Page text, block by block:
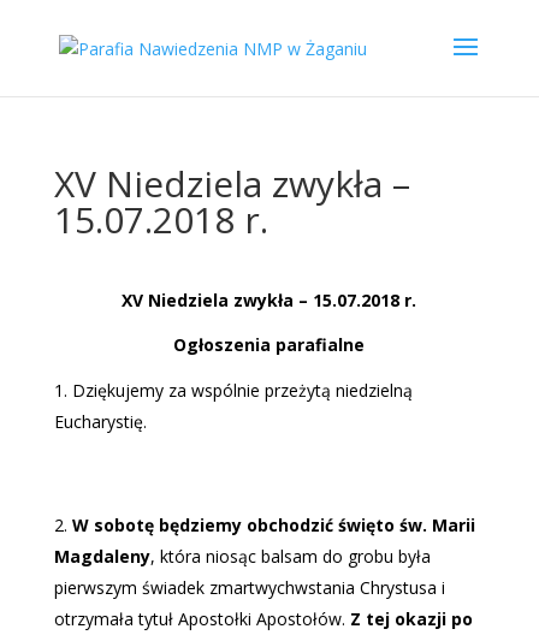
XV Niedziela zwykła –
15.07.2018 r.
XV Niedziela zwykła – 15.07.2018 r.
Ogłoszenia parafialne
Dziękujemy za wspólnie przeżytą niedzielną
Eucharystię.
W sobotę będziemy obchodzić święto św. Marii
Magdaleny, która niosąc balsam do grobu była
pierwszym świadek zmartwychwstania Chrystusa i
otrzymała tytuł Apostołki Apostołów. Z tej okazji po